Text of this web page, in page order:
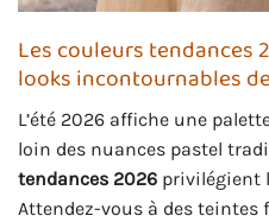
Les couleurs tendances
looks incontournables
L’été 2026 affiche une
loin des nuances pastel
tendances 2026 privilégient
Attendez-vous à des teintes